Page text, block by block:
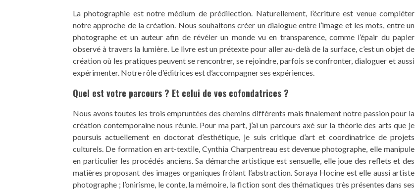
La photographie est notre médium de prédilection. Naturellement, l’écriture est venue compléter
notre approche de la création. Nous souhaitons créer un dialogue entre l’image et les mots, entre un
photographe et un auteur afin de révéler un monde vu en transparence, comme l’épair du papier
observé à travers la lumière. Le livre est un prétexte pour aller au-delà de la surface, c’est un objet de
création où les pratiques peuvent se rencontrer, se rejoindre, parfois se confronter, dialoguer et aussi
expérimenter. Notre rôle d’éditrices est d’accompagner ses expériences.
Quel est votre parcours ? Et celui de vos cofondatrices ?
Nous avons toutes les trois empruntées des chemins différents mais finalement notre passion pour la
création contemporaine nous réunie. Pour ma part, j’ai un parcours axé sur la théorie des arts que je
poursuis actuellement en doctorat d’esthétique, je suis critique d’art et coordinatrice de projets
culturels. De formation en art-textile, Cynthia Charpentreau est devenue photographe, elle manipule
en particulier les procédés anciens. Sa démarche artistique est sensuelle, elle joue des reflets et des
matières proposant des images organiques frôlant l’abstraction. Soraya Hocine est elle aussi artiste
photographe ; l’onirisme, le conte, la mémoire, la fiction sont des thématiques très présentes dans ses